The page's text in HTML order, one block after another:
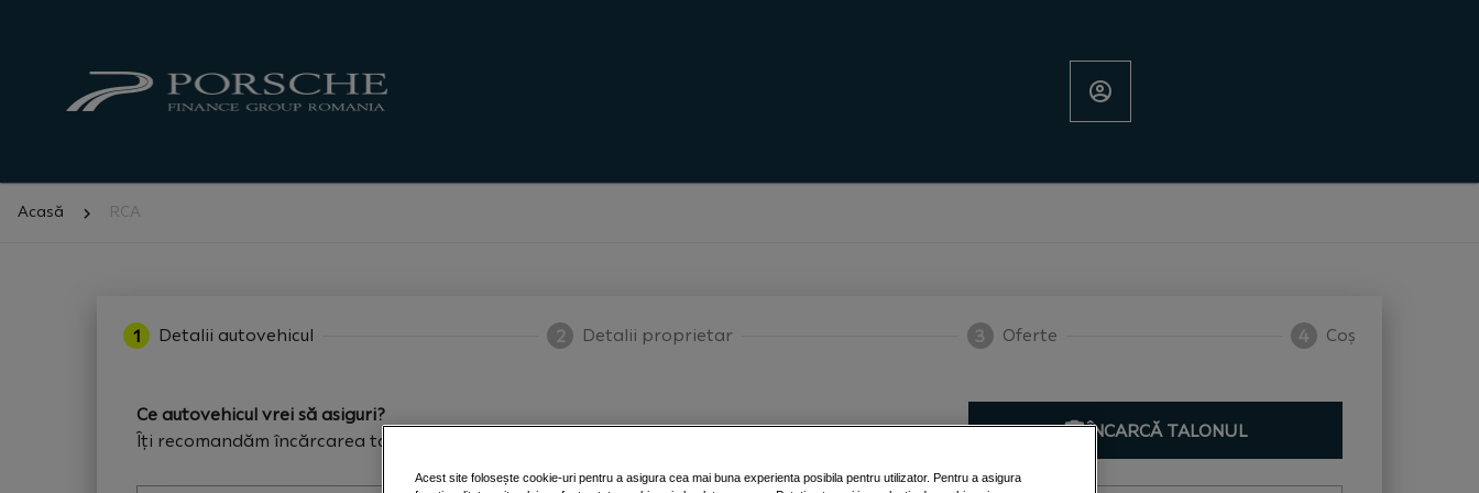
Finance
Acasă RCA
1 Detalii autovehicul 2 Detalii proprietar 3 Oferte 4 Coș
Ce autovehicul vrei să asiguri?
Îți recomandăm încărcarea talonului pentru completare automată.
ÎNCARCĂ TALONUL
Acest site folosește cookie-uri pentru a asigura cea mai buna experienta posibila pentru utilizator. Pentru a asigura